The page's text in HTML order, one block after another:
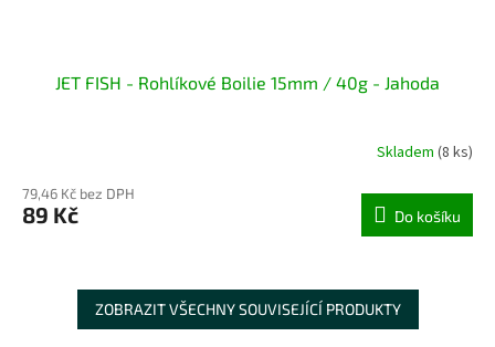
JET FISH - Rohlíkové Boilie 15mm / 40g - Jahoda
Skladem (8 ks)
79,46 Kč bez DPH
89 Kč Do košíku
ZOBRAZIT VŠECHNY SOUVISEJÍCÍ PRODUKTY